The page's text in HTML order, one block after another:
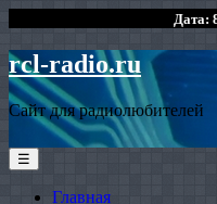
Дата:
rcl-radio.ru
Сайт для радиолюбителей
☰
Главная